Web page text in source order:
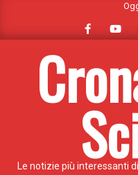
content
Le notizie più interessanti